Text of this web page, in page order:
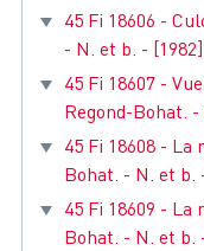
45 Fi 18606 -
- N. et b. - [1982]
45 Fi 18607 -
Regond-Bohat.
45 Fi 18608 - La
Bohat. - N. et b.
45 Fi 18609 - La
Bohat. - N. et b.